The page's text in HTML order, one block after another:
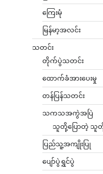
ကြေးမုံ
မြန်မာ့အလင်း
သတင်း
တိုက်ပွဲသတင်း
ထောက်ခံအားပေးမှု
တန်ပြန်သတင်း
သကသအကွဲအပြဲ
သူတို့ပြောတဲ့ သူတို့
ပြည်သူ့အကျိုးပြု
ပျော်ပွဲရွှင်ပွဲ